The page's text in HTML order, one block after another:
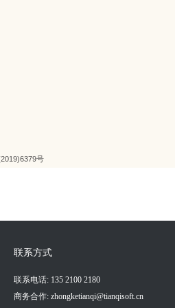
号
联系方式
联系电话: 135 2100 2180
商务合作: zhongketianqi@tianqisoft.cn